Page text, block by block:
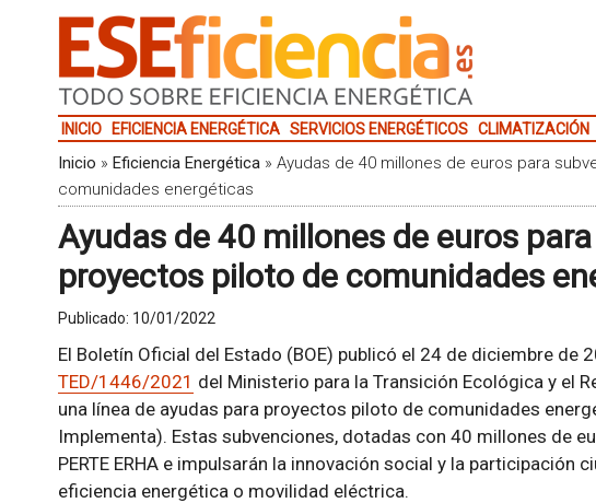
INICIO EFICIENCIA ENERGÉTICA SERVICIOS ENERGÉTICOS CLIMATIZACIÓN
Inicio » Eficiencia Energética» Ayudas de 40 millones de euros para
comunidades energéticas
Ayudas de 40 millones de euros
proyectos piloto de comunidades
Publicado: 10/01/2022
El Boletín Oficial del Estado (BOE) publicó el 24 de diciembre de
TED/1446/2021 del Ministerio para la Transición Ecológica y el
una línea de ayudas para proyectos piloto de comunidades
Implementa). Estas subvenciones, dotadas con 40 millones de
PERTE ERHA e impulsarán la innovación social y la participación
eficiencia energética o movilidad eléctrica.